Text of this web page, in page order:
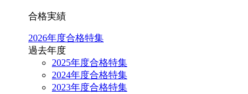
合格実績
2026年度合格特集
過去年度
2025年度合格特集
2024年度合格特集
2023年度合格特集